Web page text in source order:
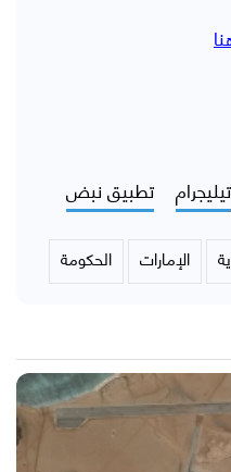
تيليجرام تطبيق نبض
الإمارات الحكومة